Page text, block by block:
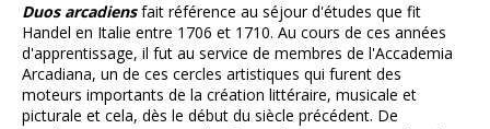
Duos arcadiensfait référence au séjour d'études que fit
Handel en Italie entre 1706 et 1710. Au cours de ces années
d'apprentissage, il fut au service de membres de l'Accademia
Arcadiana, un de ces cercles artistiques qui furent des
moteurs importants de la création littéraire, musicale et
picturale et cela, dès le début du siècle précédent. De